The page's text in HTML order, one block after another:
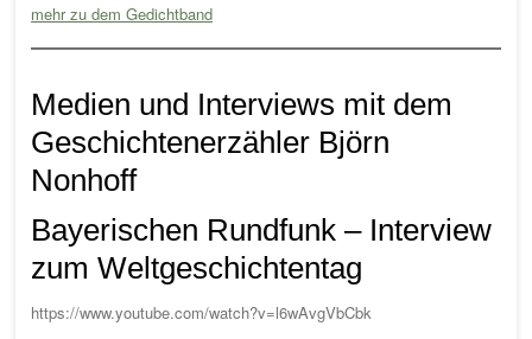
mehr zu dem Gedichtband
Medien und Interviews mit dem
Geschichtenerzähler Björn
Nonhoff
Bayerischen Rundfunk – Interview
zum Weltgeschichtentag
https://www.youtube.com/watch?v=l6wAvgVbCbk